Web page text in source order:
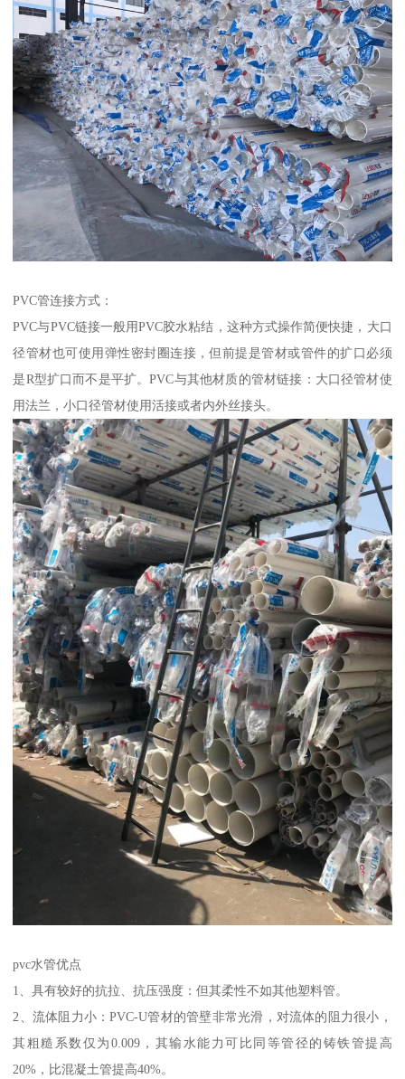
PVC管连接方式：
PVC与PVC链接一般用PVC胶水粘结，这种方式操作简便快捷，大口
径管材也可使用弹性密封圈连接，但前提是管材或管件的扩口必须
是R型扩口而不是平扩。PVC与其他材质的管材链接：大口径管材使
用法兰，小口径管材使用活接或者内外丝接头。
pvc水管优点
1、具有较好的抗拉、抗压强度：但其柔性不如其他塑料管。
2、流体阻力小：PVC-U管材的管壁非常光滑，对流体的阻力很小，
其粗糙系数仅为0.009，其输水能力可比同等管径的铸铁管提高
20%，比混凝土管提高40%。